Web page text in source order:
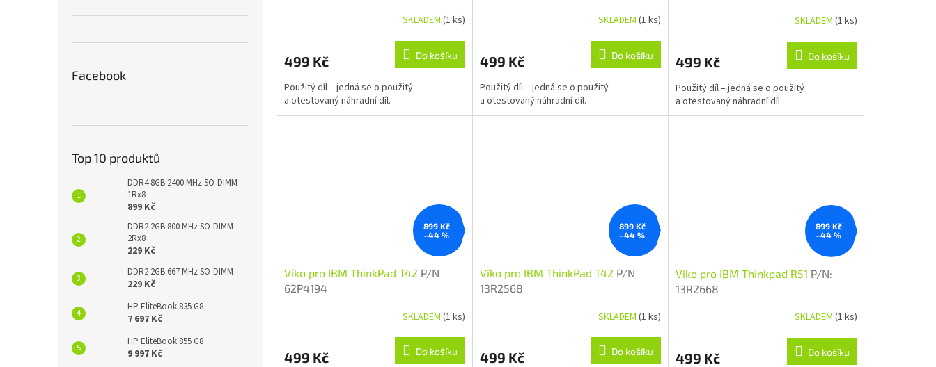
Facebook
Top 10 produktů
DDR4 8GB 2400 MHz SO-DIMM
1Rx8
899 Kč
DDR2 2GB 800 MHz SO-DIMM
2Rx8
229 Kč
DDR2 2GB 667 MHz SO-DIMM
229 Kč
HP EliteBook 835 G8
7 697 Kč
HP EliteBook 855 G8
9 997 Kč
SKLADEM (1 ks)
499 Kč Do košíku
Použitý díl – jedná se o použitý
a otestovaný náhradní díl.
SKLADEM (1 ks)
499 Kč Do košíku
Použitý díl – jedná se o použitý
a otestovaný náhradní díl.
SKLADEM (1 ks)
499 Kč Do košíku
Použitý díl – jedná se o použitý
a otestovaný náhradní díl.
899 Kč
–44 %
Víko pro IBM ThinkPad T42 P/N
62P4194
SKLADEM (1 ks)
499 Kč Do košíku
899 Kč
–44 %
Víko pro IBM ThinkPad T42 P/N
13R2568
SKLADEM (1 ks)
499 Kč Do košíku
899 Kč
–44 %
Víko pro IBM Thinkpad R51 P/N:
13R2668
SKLADEM (1 ks)
499 Kč Do košíku